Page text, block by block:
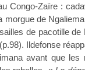
Congo-Zaïre :
de
de pacotille
Ildefonse
avant que